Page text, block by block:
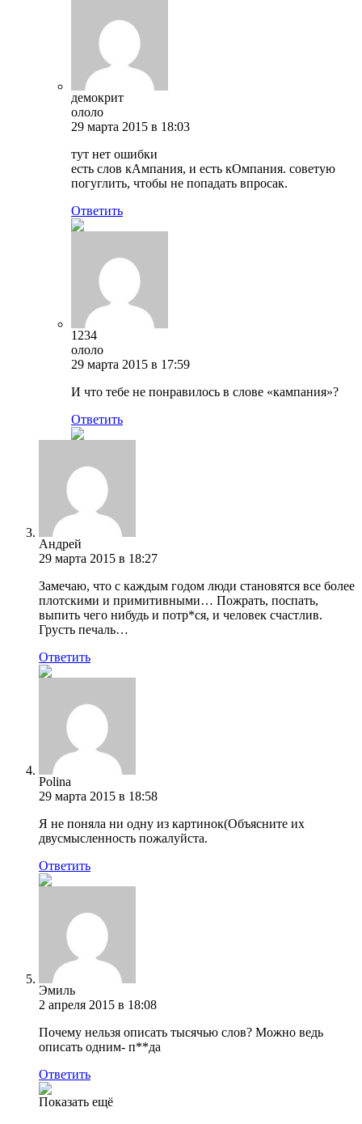
демокрит
ололо
29 марта 2015 в 18:03
тут нет ошибки
есть слов кАмпания, и есть кОмпания. советую
погуглить, чтобы не попадать впросак.
Ответить
1234
ололо
29 марта 2015 в 17:59
И что тебе не понравилось в слове «кампания»?
Ответить
Андрей
29 марта 2015 в 18:27
Замечаю, что с каждым годом люди становятся все более
плотскими и примитивными… Пожрать, поспать,
выпить чего нибудь и потр*ся, и человек счастлив.
Грусть печаль…
Ответить
Polina
29 марта 2015 в 18:58
Я не поняла ни одну из картинок(Объясните их
двусмысленность пожалуйста.
Ответить
Эмиль
2 апреля 2015 в 18:08
Почему нельзя описать тысячью слов? Можно ведь
описать одним- п**да
Ответить
Показать ещё